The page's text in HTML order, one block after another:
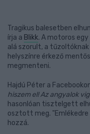
Tragikus balesetben
írja a Blikk. A motoros
alá szorult, a
helyszínre érkező
megmenteni.
Hajdú Péter a
hiszem el! Az angyalok
hasonlóan tisztelgett
osztott meg.
hozzá.